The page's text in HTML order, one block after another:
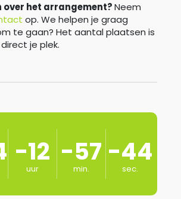
over het arrangement?Neem
op. We helpen je graag
te gaan? Het aantal plaatsen is
je plek.
-12
uur
-57
min.
-44
sec.